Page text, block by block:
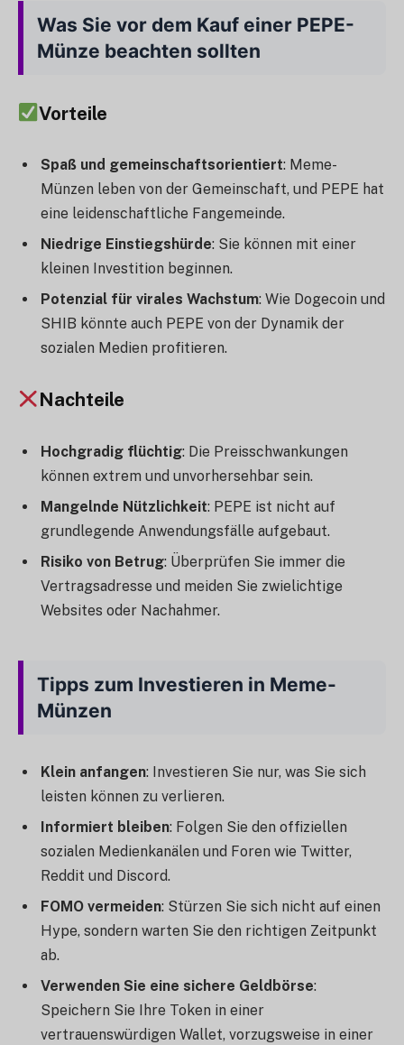
Was Sie vor dem Kauf einer PEPE-
Münze beachten sollten
Vorteile
Spaß und gemeinschaftsorientiert: Meme-
Münzen leben von der Gemeinschaft, und PEPE hat
eine leidenschaftliche Fangemeinde.
Niedrige Einstiegshürde: Sie können mit einer
kleinen Investition beginnen.
Potenzial für virales Wachstum: Wie Dogecoin und
SHIB könnte auch PEPE von der Dynamik der
sozialen Medien profitieren.
Nachteile
Hochgradig flüchtig: Die Preisschwankungen
können extrem und unvorhersehbar sein.
Mangelnde Nützlichkeit: PEPE ist nicht auf
grundlegende Anwendungsfälle aufgebaut.
Risiko von Betrug: Überprüfen Sie immer die
Vertragsadresse und meiden Sie zwielichtige
Websites oder Nachahmer.
Tipps zum Investieren in Meme-
Münzen
Klein anfangen: Investieren Sie nur, was Sie sich
leisten können zu verlieren.
Informiert bleiben: Folgen Sie den offiziellen
sozialen Medienkanälen und Foren wie Twitter,
Reddit und Discord.
FOMO vermeiden: Stürzen Sie sich nicht auf einen
Hype, sondern warten Sie den richtigen Zeitpunkt
ab.
Verwenden Sie eine sichere Geldbörse:
Speichern Sie Ihre Token in einer
vertrauenswürdigen Wallet, vorzugsweise in einer